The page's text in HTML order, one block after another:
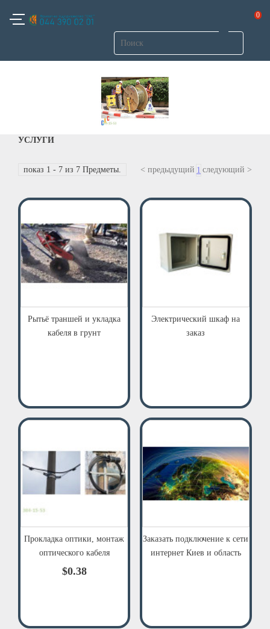
0
УСЛУГИ
показ 1 - 7 из 7 Предметы. < предыдущий 1 следующий >
Рытьё траншей и укладка
кабеля в грунт
Электрический шкаф на
заказ
Прокладка оптики, монтаж
оптического кабеля
$0.38
Заказать подключение к сети
интернет Киев и область